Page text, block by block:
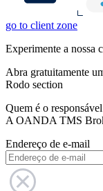
go to client zone
Experimente a nossa
Abra gratuitamente
Rodo section
Quem é o
A OANDA TMS
Endereço de e-mail